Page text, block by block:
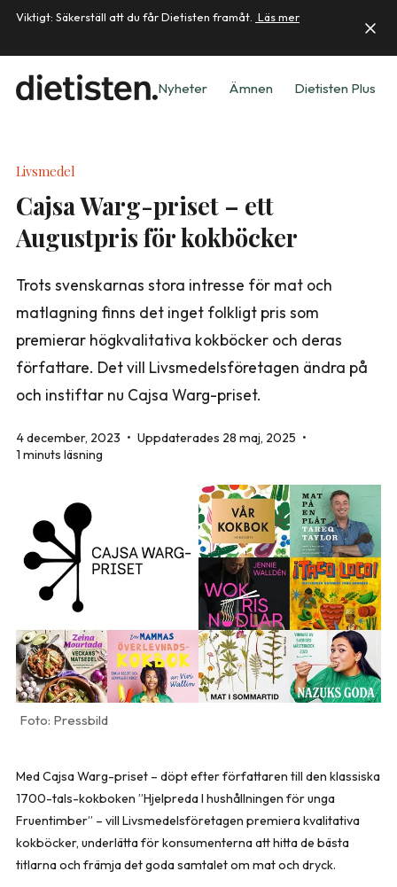
Viktigt: Säkerställ att du får Dietisten framåt. Läs mer
Nyheter Ämnen Dietisten Plus
Livsmedel
Cajsa Warg-priset – ett
Augustpris för kokböcker
Trots svenskarnas stora intresse för mat och
matlagning finns det inget folkligt pris som
premierar högkvalitativa kokböcker och deras
författare. Det vill Livsmedelsföretagen ändra på
och instiftar nu Cajsa Warg-priset.
4 december, 2023 • Uppdaterades 28 maj, 2025 •
1 minuts läsning
Pressbild
Med Cajsa Warg-priset – döpt efter författaren till den klassiska
1700-tals-kokboken ”Hjelpreda I hushållningen för unga
Fruentimber” – vill Livsmedelsföretagen premiera kvalitativa
kokböcker, underlätta för konsumenterna att hitta de bästa
titlarna och främja det goda samtalet om mat och dryck.